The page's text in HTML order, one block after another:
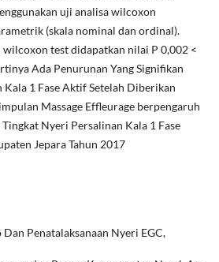
uji analisa wilcoxon
(skala nominal dan ordinal).
test didapatkan nilai P 0,002 <
Ada Penurunan Yang Signifikan
1 Fase Aktif Setelah Diberikan
Massage Effleurage berpengaruh
Nyeri Persalinan Kala 1 Fase
Jepara Tahun 2017
Penatalaksanaan Nyeri EGC,